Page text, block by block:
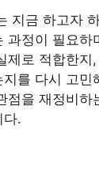
지금 하고자
과정이 필요하
제로 적합한지
를 다시 고민
점을 재정비하
다.